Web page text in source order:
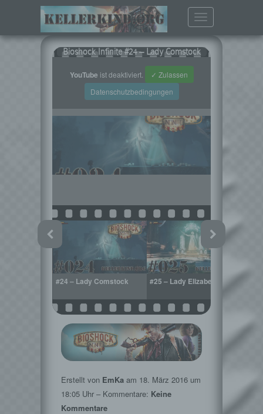
Toggle
navigation
Bioshock Infinite #24 – Lady Comstock
YouTube ist deaktiviert.
✓ Zulassen
Datenschutzbedingungen
#24 – Lady Comstock #25 – Lady Elizabeth
Erstellt von EmKa am 18. März 2016 um
18:05 Uhr – Kommentare: Keine
Kommentare